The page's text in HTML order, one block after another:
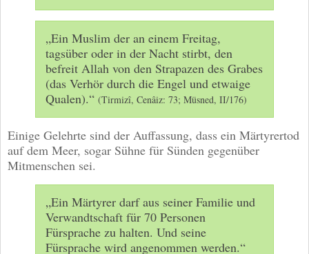
„Ein Muslim der an einem Freitag,
tagsüber oder in der Nacht stirbt, den
befreit Allah von den Strapazen des Grabes
(das Verhör durch die Engel und etwaige
Qualen).“ (Tirmizî, Cenâiz: 73; Müsned, II/176)
Einige Gelehrte sind der Auffassung, dass ein Märtyrertod
auf dem Meer, sogar Sühne für Sünden gegenüber
Mitmenschen sei.
„Ein Märtyrer darf aus seiner Familie und
Verwandtschaft für 70 Personen
Fürsprache zu halten. Und seine
Fürsprache wird angenommen werden.“